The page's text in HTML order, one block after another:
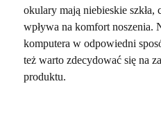
okulary mają niebieskie szkła,
wpływa na komfort noszenia.
komputera w odpowiedni
też warto zdecydować się na
produktu.